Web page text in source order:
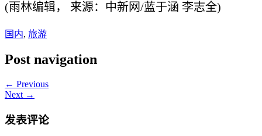
(雨林编辑， 来源：中新网/蓝于涵 李志全)
国内, 旅游
Post navigation
← Previous
Next →
发表评论